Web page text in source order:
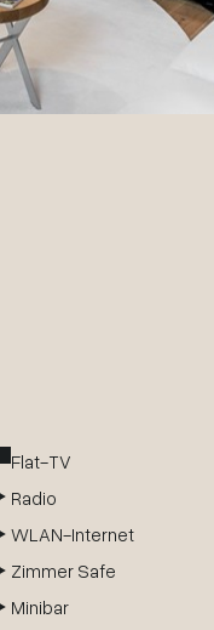
Flat-TV
Radio
WLAN-Internet
Zimmer Safe
Minibar